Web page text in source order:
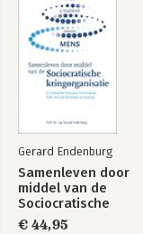
Gerard Endenburg
Samenleven door
middel van de
Sociocratische
kringorganisatie
€ 44,95